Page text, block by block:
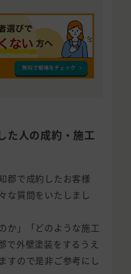
た人の成約・施工
郡で成約したお客様
な質問をいたしまし
か」「どのような施工
で外壁塗装をするうえ
すので是非ご参考にし